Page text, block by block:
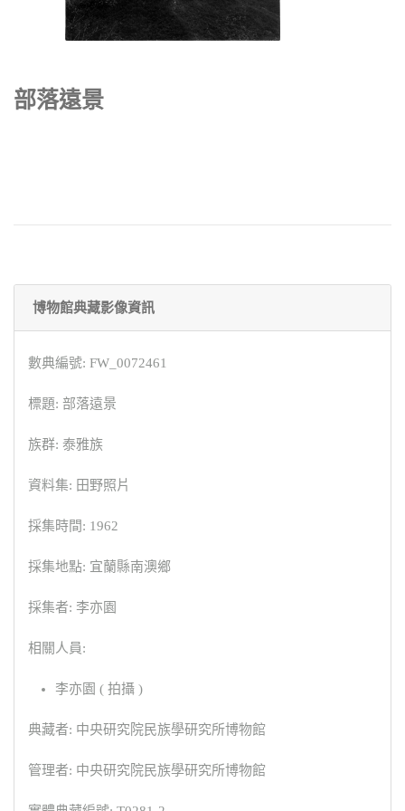
部落遠景
博物館典藏影像資訊
數典編號: FW_0072461
標題: 部落遠景
族群: 泰雅族
資料集: 田野照片
採集時間: 1962
採集地點: 宜蘭縣南澳鄉
採集者: 李亦園
相關人員:
李亦園 ( 拍攝 )
典藏者: 中央研究院民族學研究所博物館
管理者: 中央研究院民族學研究所博物館